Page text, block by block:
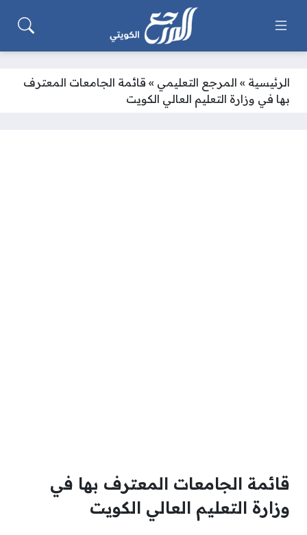
الرئيسية » المرجع التعليمي » قائمة الجامعات المعترف
بها في وزارة التعليم العالي الكويت
قائمة الجامعات المعترف بها في
وزارة التعليم العالي الكويت